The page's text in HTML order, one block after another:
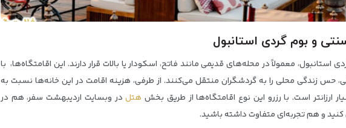
و بوم گردی استانبول
استانبول، معمولاً در محله‌های قدیمی مانند فاتح، اسکودار یا بالات قرار دارند. این اقامتگاه‌ها، با
حس زندگی محلی را به گردشگران منتقل می‌کنند. از طرفی، هزینه اقامت در این خانه‌ها نسبت به
است. با رزرو این نوع اقامتگاه‌ها از طریق بخش هتل در وبسایت اردیبهشت سفر، هم در
و هم تجربه‌ای متفاوت داشته باشید.